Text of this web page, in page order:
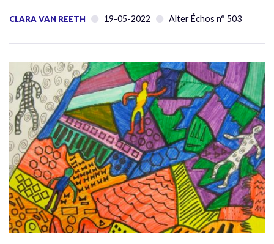
CLARA VAN REETH 19-05-2022 Alter Échos n° 503